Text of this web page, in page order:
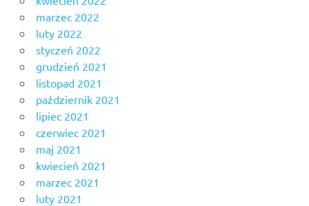
marzec 2022
luty 2022
styczeń 2022
grudzień 2021
listopad 2021
październik 2021
lipiec 2021
czerwiec 2021
maj 2021
kwiecień 2021
marzec 2021
luty 2021